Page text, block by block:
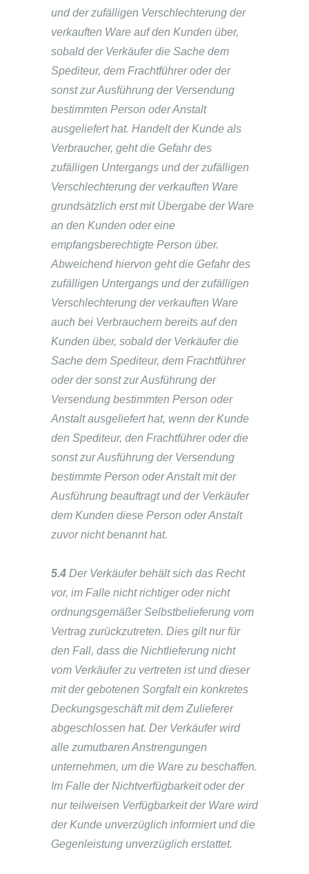
und der zufälligen Verschlechterung der
verkauften Ware auf den Kunden über,
sobald der Verkäufer die Sache dem
Spediteur, dem Frachtführer oder der
sonst zur Ausführung der Versendung
bestimmten Person oder Anstalt
ausgeliefert hat. Handelt der Kunde als
Verbraucher, geht die Gefahr des
zufälligen Untergangs und der zufälligen
Verschlechterung der verkauften Ware
grundsätzlich erst mit Übergabe der Ware
an den Kunden oder eine
empfangsberechtigte Person über.
Abweichend hiervon geht die Gefahr des
zufälligen Untergangs und der zufälligen
Verschlechterung der verkauften Ware
auch bei Verbrauchern bereits auf den
Kunden über, sobald der Verkäufer die
Sache dem Spediteur, dem Frachtführer
oder der sonst zur Ausführung der
Versendung bestimmten Person oder
Anstalt ausgeliefert hat, wenn der Kunde
den Spediteur, den Frachtführer oder die
sonst zur Ausführung der Versendung
bestimmte Person oder Anstalt mit der
Ausführung beauftragt und der Verkäufer
dem Kunden diese Person oder Anstalt
zuvor nicht benannt hat.
5.4 Der Verkäufer behält sich das Recht
vor, im Falle nicht richtiger oder nicht
ordnungsgemäßer Selbstbelieferung vom
Vertrag zurückzutreten. Dies gilt nur für
den Fall, dass die Nichtlieferung nicht
vom Verkäufer zu vertreten ist und dieser
mit der gebotenen Sorgfalt ein konkretes
Deckungsgeschäft mit dem Zulieferer
abgeschlossen hat. Der Verkäufer wird
alle zumutbaren Anstrengungen
unternehmen, um die Ware zu beschaffen.
Im Falle der Nichtverfügbarkeit oder der
nur teilweisen Verfügbarkeit der Ware wird
der Kunde unverzüglich informiert und die
Gegenleistung unverzüglich erstattet.